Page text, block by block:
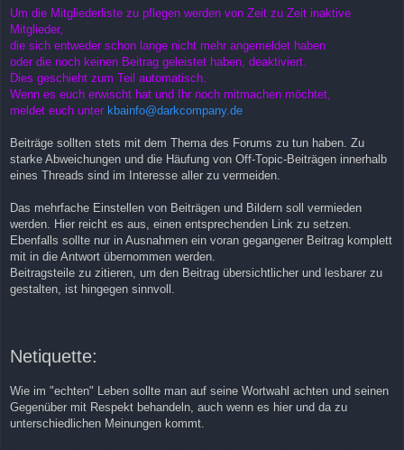
Um die Mitgliederliste zu pflegen werden von Zeit zu Zeit inaktive
Mitglieder,
die sich entweder schon lange nicht mehr angemeldet haben
oder die noch keinen Beitrag geleistet haben, deaktiviert.
Dies geschieht zum Teil automatisch.
Wenn es euch erwischt hat und Ihr noch mitmachen möchtet,
meldet euch unter kbainfo@darkcompany.de
Beiträge sollten stets mit dem Thema des Forums zu tun haben. Zu
starke Abweichungen und die Häufung von Off-Topic-Beiträgen innerhalb
eines Threads sind im Interesse aller zu vermeiden.
Das mehrfache Einstellen von Beiträgen und Bildern soll vermieden
werden. Hier reicht es aus, einen entsprechenden Link zu setzen.
Ebenfalls sollte nur in Ausnahmen ein voran gegangener Beitrag komplett
mit in die Antwort übernommen werden.
Beitragsteile zu zitieren, um den Beitrag übersichtlicher und lesbarer zu
gestalten, ist hingegen sinnvoll.
Netiquette:
Wie im "echten" Leben sollte man auf seine Wortwahl achten und seinen
Gegenüber mit Respekt behandeln, auch wenn es hier und da zu
unterschiedlichen Meinungen kommt.